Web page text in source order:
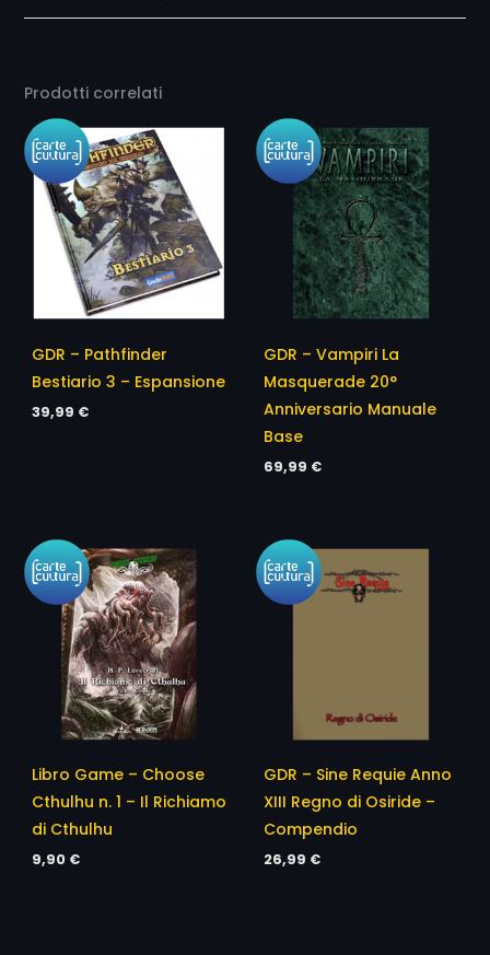
Prodotti correlati
GDR – Pathfinder
Bestiario 3 – Espansione
39,99 €
GDR – Vampiri La
Masquerade 20°
Anniversario Manuale
Base
69,99 €
Libro Game – Choose
Cthulhu n. 1 – Il Richiamo
di Cthulhu
9,90 €
GDR – Sine Requie Anno
XIII Regno di Osiride –
Compendio
26,99 €